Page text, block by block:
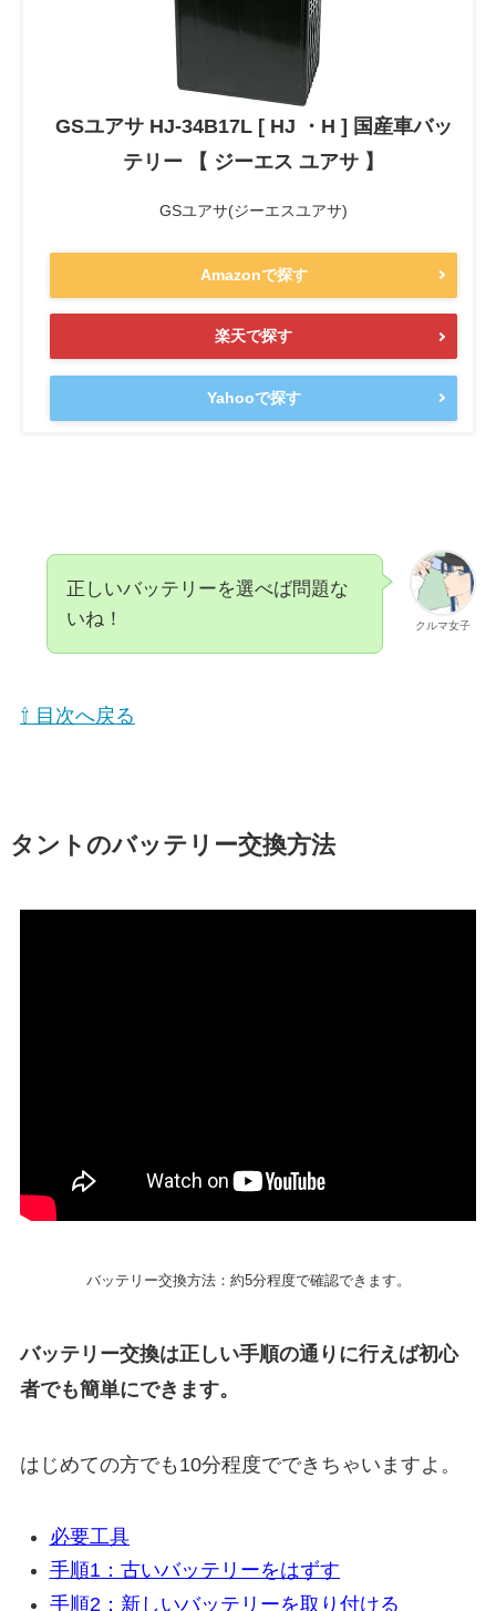
GSユアサ HJ-34B17L [ HJ ・H ] 国産車バッ
テリー 【 ジーエス ユアサ 】
GSユアサ(ジーエスユアサ)
Amazonで探す
楽天で探す
Yahooで探す
クルマ女子
正しいバッテリーを選べば問題な
いね！
⇧ 目次へ戻る
タントのバッテリー交換方法
バッテリー交換方法：約5分程度で確認できます。
バッテリー交換は正しい手順の通りに行えば初心
者でも簡単にできます。
はじめての方でも10分程度でできちゃいますよ。
必要工具
手順1：古いバッテリーをはずす
手順2：新しいバッテリーを取り付ける